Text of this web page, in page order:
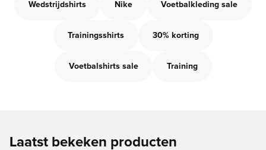
Wedstrijdshirts Nike Voetbalkleding sale
Trainingsshirts 30% korting
Voetbalshirts sale Training
Laatst bekeken producten